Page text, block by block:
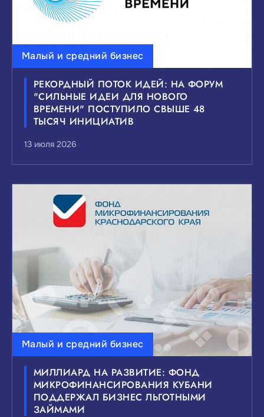
Малый и средний бизнес
РЕКОРДНЫЙ ПОТОК ИДЕЙ: НА ФОРУМ
"СИЛЬНЫЕ ИДЕИ ДЛЯ НОВОГО
ВРЕМЕНИ" ПОСТУПИЛО СВЫШЕ 48
ТЫСЯЧ ИНИЦИАТИВ
13 июля 2026
Малый и средний бизнес
МИЛЛИАРД НА РАЗВИТИЕ: ФОНД
МИКРОФИНАНСИРОВАНИЯ КУБАНИ
ПОДДЕРЖАЛ БИЗНЕС ЛЬГОТНЫМИ
ЗАЙМАМИ